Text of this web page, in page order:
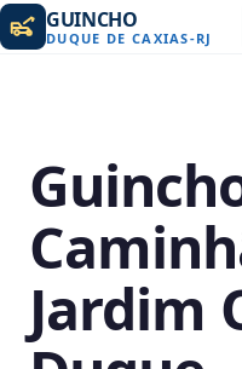
GUINCHO
DUQUE DE CAXIAS-RJ
Jardim